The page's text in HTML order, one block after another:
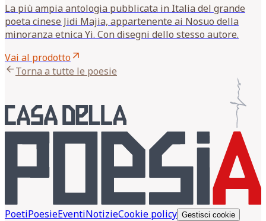
La più ampia antologia pubblicata in Italia del grande
poeta cinese Jidi Majia, appartenente ai Nosuo della
minoranza etnica Yi. Con disegni dello stesso autore.
Vai al prodottoarrow_outward
arrow_backTorna a tutte le poesie
PoetiPoesieEventiNotizieCookie policy Gestisci cookie